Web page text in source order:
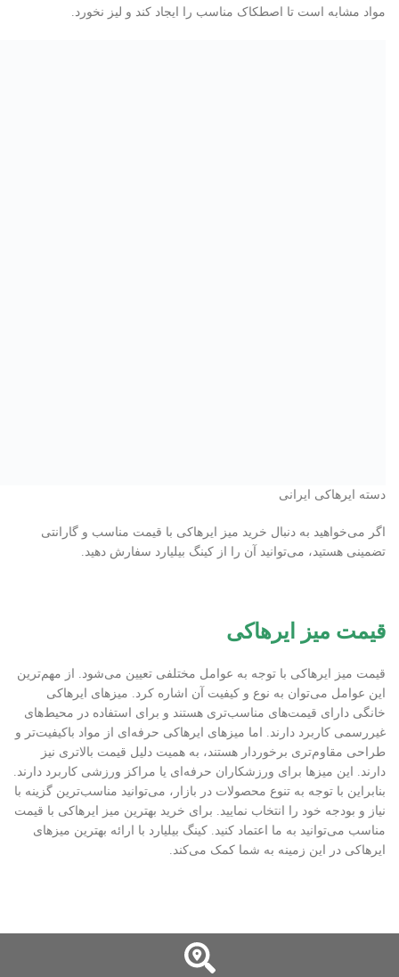
مواد مشابه است تا اصطکاک مناسب را ایجاد کند و لیز نخورد.
دسته ایرهاکی ایرانی
اگر می‌خواهید به دنبال خرید میز ایرهاکی با قیمت مناسب و گارانتی
تضمینی هستید، می‌توانید آن را از کینگ بیلیارد سفارش دهید.
قیمت میز ایرهاکی
قیمت میز ایرهاکی با توجه به عوامل مختلفی تعیین می‌شود. از مهم‌ترین
این عوامل می‌توان به نوع و کیفیت آن اشاره کرد. میزهای ایرهاکی
خانگی دارای قیمت‌های مناسب‌تری هستند و برای استفاده در محیط‌های
غیررسمی کاربرد دارند. اما میزهای ایرهاکی حرفه‌ای از مواد باکیفیت‌تر و
طراحی مقاوم‌تری برخوردار هستند، به همیت دلیل قیمت بالاتری نیز
دارند. این میزها برای ورزشکاران حرفه‌ای یا مراکز ورزشی کاربرد دارند.
بنابراین با توجه به تنوع محصولات در بازار، می‌توانید مناسب‌ترین گزینه با
نیاز و بودجه خود را انتخاب نمایید. برای خرید بهترین میز ایرهاکی با قیمت
مناسب می‌توانید به ما اعتماد کنید. کینگ بیلیارد با ارائه بهترین میزهای
ایرهاکی در این زمینه به شما کمک می‌کند.